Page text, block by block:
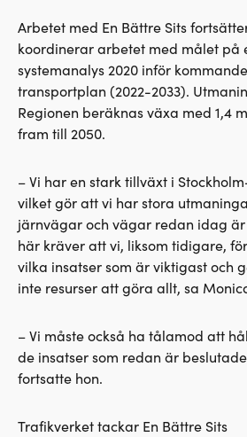
Arbetet med En Bättre Sits
koordinerar arbetet med målet på
systemanalys 2020 inför
transportplan (2022-2033).
Regionen beräknas växa med 1,4
fram till 2050.
– Vi har en stark tillväxt i
vilket gör att vi har stora
järnvägar och vägar redan idag
här kräver att vi, liksom tidigare,
vilka insatser som är viktigast och
inte resurser att göra allt, sa
– Vi måste också ha tålamod att
de insatser som redan är
fortsatte hon.
Trafikverket tackar En Bättre Sits